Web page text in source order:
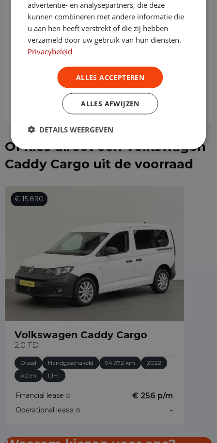
Looptijd
Slottermijn
€ 535,46
Of kies direct een Volkswagen
Caddy Cargo uit de voorraad
€ 15.890
Volkswagen Caddy Cargo
2.0 TDI
Diesel Handgeschakeld 94.972 km
2022
Asten
L1H1
Financial lease € 256 p/m
Operational lease -
advertentie- en analysepartners, die deze
kunnen combineren met andere informatie die
u aan hen heeft verstrekt of die zij hebben
verzameld door uw gebruik van hun diensten.
Privacybeleid
ALLES ACCEPTEREN
ALLES AFWIJZEN
DETAILS WEERGEVEN